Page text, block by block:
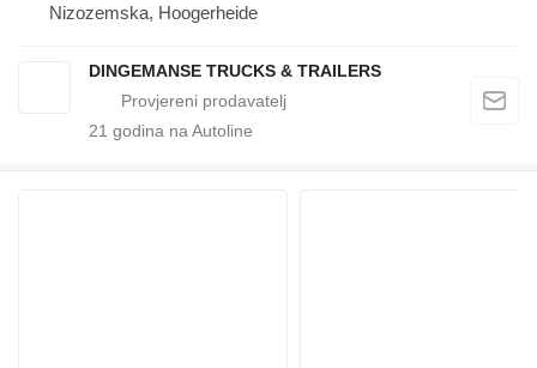
Nizozemska, Hoogerheide
DINGEMANSE TRUCKS & TRAILERS
21 godina na Autoline